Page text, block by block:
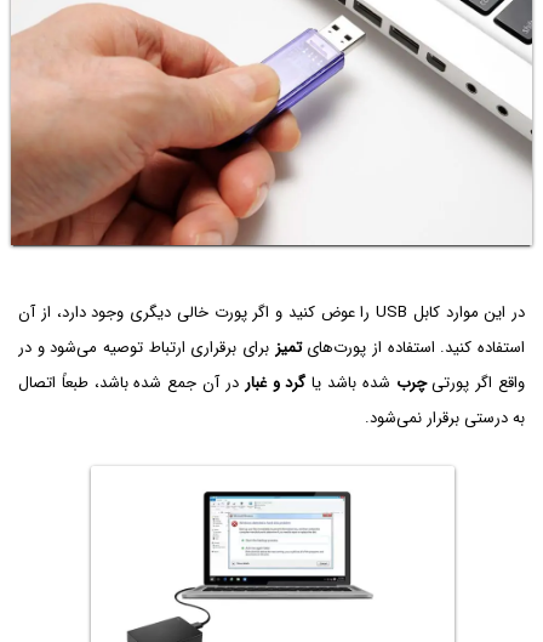
در این موارد کابل USB را عوض کنید و اگر پورت خالی دیگری وجود دارد، از آن
استفاده کنید. استفاده از پورت‌هایتمیز برای برقراری ارتباط توصیه می‌شود و در
واقع اگر پورتیچرب شده باشد یاگرد و غبار در آن جمع شده باشد، طبعاً اتصال
به درستی برقرار نمی‌شود.